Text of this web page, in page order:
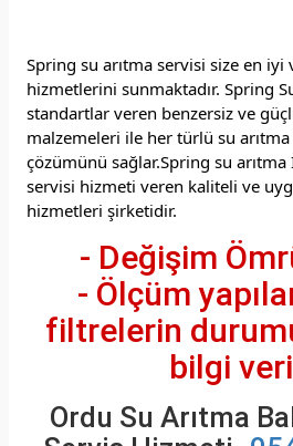
Spring su arıtma servisi size en iyi
hizmetlerini sunmaktadır. Spring
standartlar veren benzersiz ve
malzemeleri ile her türlü su arıtma
çözümünü sağlar.Spring su
servisi hizmeti veren kaliteli ve
hizmetleri şirketidir.
- Değişim
- Ölçüm
filtrelerin
bilgi
Ordu Su Arıtma